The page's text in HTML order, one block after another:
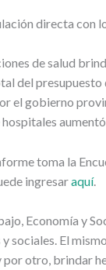
directa con
de salud
del
el gobierno
toma la
ingresaraquí.
Economía y
sociales. El
otro, brindar